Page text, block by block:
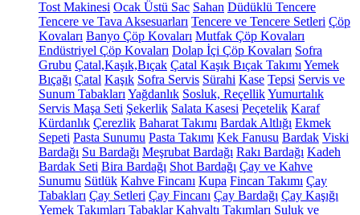
Tost Makinesi Ocak Üstü Sac Sahan Düdüklü Tencere
Tencere ve Tava Aksesuarları Tencere ve Tencere Setleri Çöp
Kovaları Banyo Çöp Kovaları Mutfak Çöp Kovaları
Endüstriyel Çöp Kovaları Dolap İçi Çöp Kovaları Sofra
Grubu Çatal,Kaşık,Bıçak Çatal Kaşık Bıçak Takımı Yemek
Bıçağı Çatal Kaşık Sofra Servis Sürahi Kase Tepsi Servis ve
Sunum Tabakları Yağdanlık Sosluk, ReçellikYumurtalık
Servis Maşa Seti Şekerlik Salata Kasesi Peçetelik Karaf
Kürdanlık Çerezlik Baharat Takımı Bardak Altlığı Ekmek
Sepeti Pasta Sunumu Pasta Takımı Kek Fanusu Bardak Viski
Bardağı Su Bardağı Meşrubat Bardağı Rakı Bardağı Kadeh
Bardak Seti Bira Bardağı Shot Bardağı Çay ve Kahve
Sunumu Sütlük Kahve Fincanı Kupa Fincan Takımı Çay
Tabakları Çay Setleri Çay Fincanı Çay Bardağı Çay Kaşığı
Yemek Takımları Tabaklar Kahvaltı Takımları Suluk ve